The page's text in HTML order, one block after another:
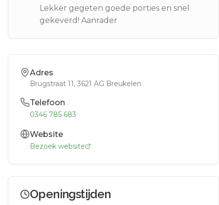
Lekker gegeten goede porties en snel
gekeverd! Aanrader
Adres
Brugstraat 11, 3621 AG Breukelen
Telefoon
0346 785 683
Website
Bezoek website
Openingstijden